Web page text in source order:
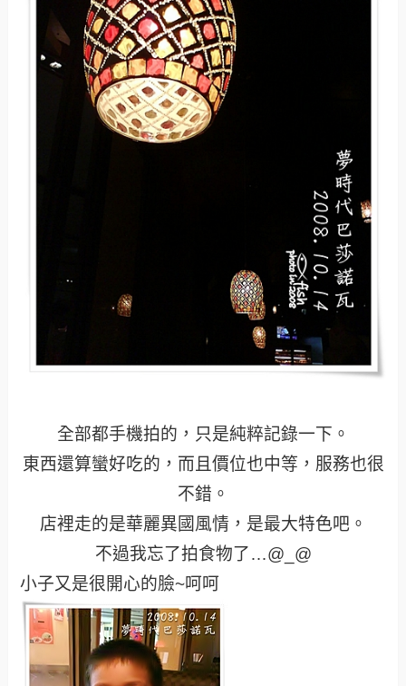
全部都手機拍的，只是純粹記錄一下。
東西還算蠻好吃的，而且價位也中等，服務也很
不錯。
店裡走的是華麗異國風情，是最大特色吧。
不過我忘了拍食物了…@_@
小子又是很開心的臉~呵呵